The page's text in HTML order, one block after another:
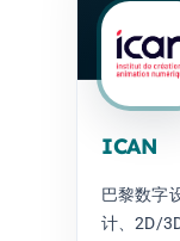
ICAN
巴黎数字
计、2D/